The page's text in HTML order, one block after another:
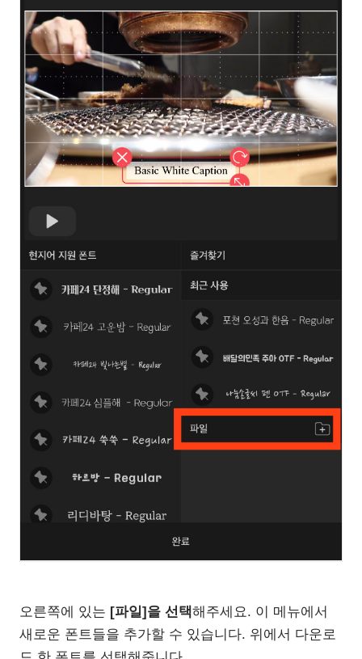
오른쪽에 있는 [파일]을 선택해주세요. 이 메뉴에서
새로운 폰트들을 추가할 수 있습니다. 위에서 다운로